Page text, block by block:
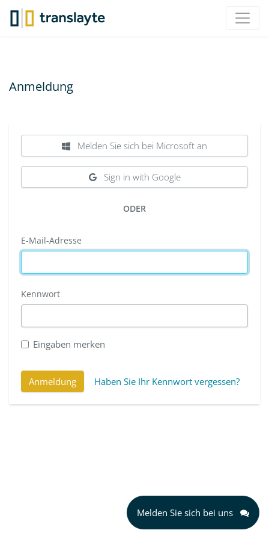
Anmeldung
Melden Sie sich bei Microsoft an
Sign in with Google
ODER
E-Mail-Adresse
Kennwort
Eingaben merken
Anmeldung Haben Sie Ihr Kennwort vergessen?
Melden Sie sich bei uns